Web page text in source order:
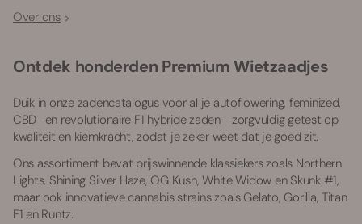
Over ons
Ontdek honderden Premium Wietzaadjes
Duik in onze zadencatalogus voor al je autoflowering, feminized,
CBD- en revolutionaire F1 hybride zaden - zorgvuldig getest op
kwaliteit en kiemkracht, zodat je zeker weet dat je goed zit.
Ons assortiment bevat prijswinnende klassiekers zoals Northern
Lights, Shining Silver Haze, OG Kush, White Widow en Skunk #1,
maar ook innovatieve cannabis strains zoals Gelato, Gorilla, Titan
F1 en Runtz.